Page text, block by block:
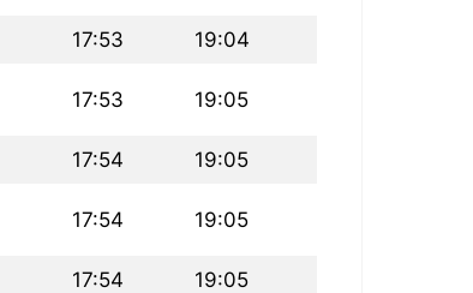
17:53 19:04
17:53 19:05
17:54 19:05
17:54 19:05
17:54 19:05